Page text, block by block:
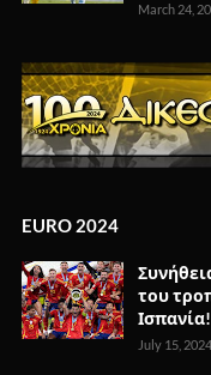
March 24,
EURO 2024
του
Ισπανία!
July 15, 2024